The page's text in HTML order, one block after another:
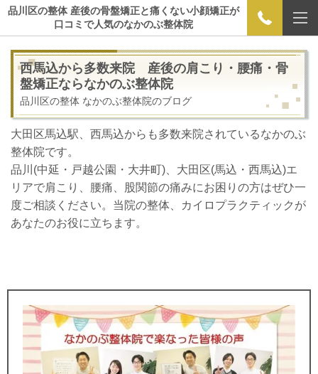
品川区の整体 産後の骨盤矯正と痛くない小顔矯正が
口コミで人気のなかのぶ整体院
西馬込から多数来院 産後の肩こり・腰痛・骨
盤矯正ならなかのぶ整体院
品川区の整体 なかのぶ整体院のブログ
大田区馬込駅、西馬込からも多数来院されているなかのぶ
整体院です。
品川(中延・戸越公園・大井町)、大田区(馬込・西馬込)エ
リアで肩こり、腰痛、股関節の痛みにお困りの方はぜひ一
度ご相談ください。当院の整体、カイロプラクティックが
あなたのお役に立ちます。